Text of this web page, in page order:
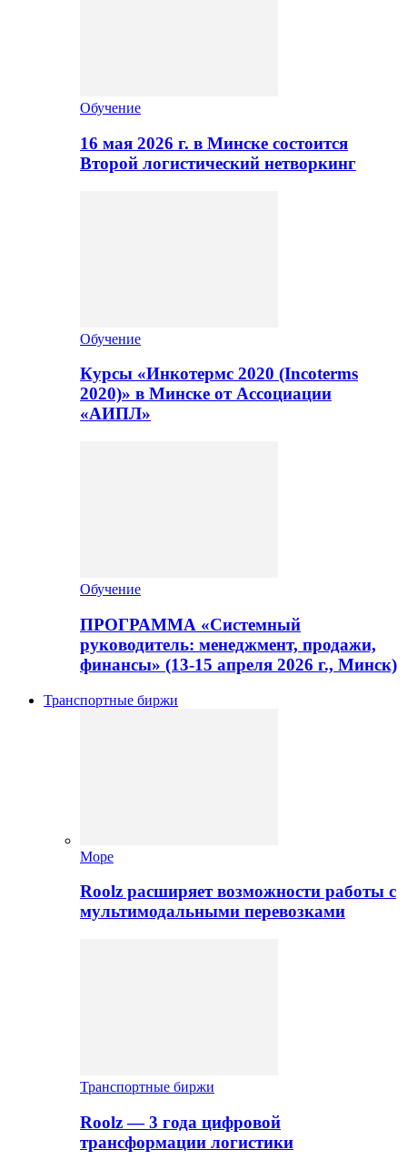
Обучение
16 мая 2026 г. в Минске состоится
Второй логистический нетворкинг
Обучение
Курсы «Инкотермс 2020 (Incoterms
2020)» в Минске от Ассоциации
«АИПЛ»
Обучение
ПРОГРАММА «Системный
руководитель: менеджмент, продажи,
финансы» (13-15 апреля 2026 г., Минск)
Транспортные биржи
Море
Roolz расширяет возможности работы с
мультимодальными перевозками
Транспортные биржи
Roolz — 3 года цифровой
трансформации логистики